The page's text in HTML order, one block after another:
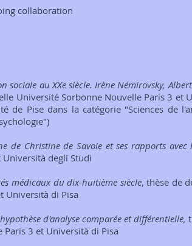
collaboration
au XXe siècle. Irène Némirovsky,
Université Sorbonne Nouvelle Paris 3 et
de Pise dans la catégorie "Sciences de
de Christine de Savoie et ses rapports avec
degli Studi
médicaux du dix-huitième siècle, thèse de
Università di Pisa
d'analyse comparée et différentielle,
3 et Università di Pisa